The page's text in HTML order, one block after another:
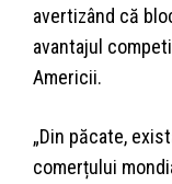
avertizând că
avantajul
Americii.
„Din păcate,
comerțului